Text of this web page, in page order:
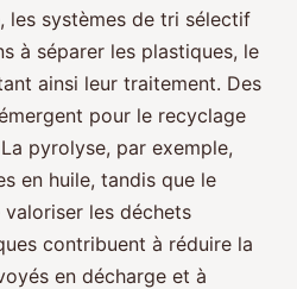
les systèmes de tri sélectif
à séparer les plastiques, le
ainsi leur traitement. Des
pour le recyclage
pyrolyse, par exemple,
en huile, tandis que le
les déchets
contribuent à réduire la
en décharge et à